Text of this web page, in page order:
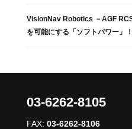
VisionNav Robotics －AGF
を可能にする「ソフトパワー」！
03-6262-8105
FAX: 03-6262-8106